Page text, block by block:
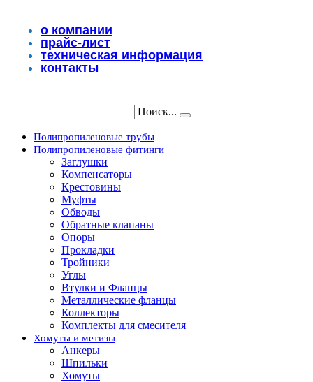
содержимомуо компании
прайс-лист
техническая информация
контакты
Поиск...
Полипропиленовые трубы
Полипропиленовые фитинги
Заглушки
Компенсаторы
Крестовины
Муфты
Обводы
Обратные клапаны
Опоры
Прокладки
Тройники
Углы
Втулки и Фланцы
Металлические фланцы
Коллекторы
Комплекты для смесителя
Хомуты и метизы
Анкеры
Шпильки
Хомуты